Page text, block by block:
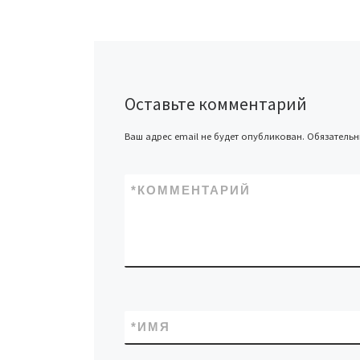
Оставьте комментарий
Ваш адрес email не будет опубликован.
КОММЕНТАРИЙ
*
ИМЯ
*